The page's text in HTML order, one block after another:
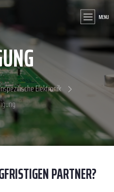
MENU
Elektronik
PARTNER?